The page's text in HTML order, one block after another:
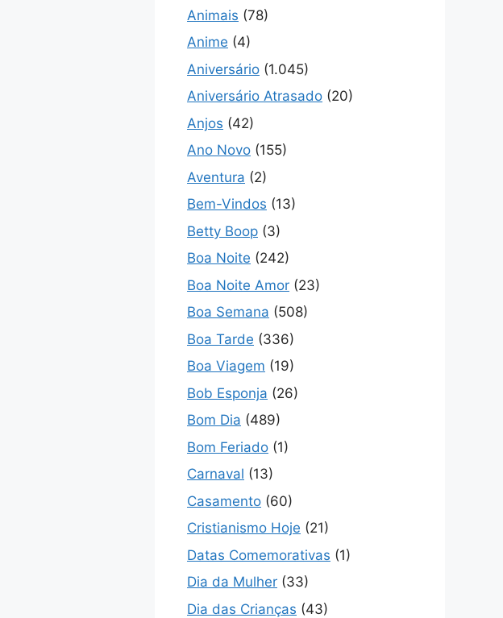
Animais (78)
Anime (4)
Aniversário (1.045)
Aniversário Atrasado (20)
Anjos (42)
Ano Novo (155)
Aventura (2)
Bem-Vindos (13)
Betty Boop (3)
Boa Noite (242)
Boa Noite Amor (23)
Boa Semana (508)
Boa Tarde (336)
Boa Viagem (19)
Bob Esponja (26)
Bom Dia (489)
Bom Feriado (1)
Carnaval (13)
Casamento (60)
Cristianismo Hoje (21)
Datas Comemorativas (1)
Dia da Mulher (33)
Dia das Crianças (43)